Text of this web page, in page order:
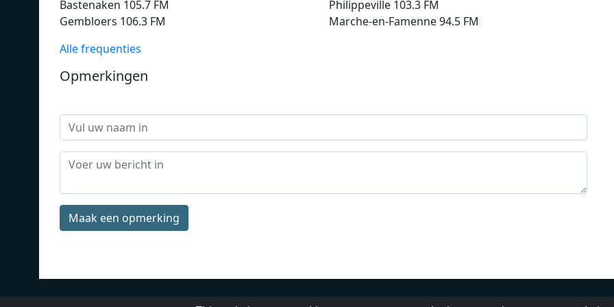
Bastenaken 105.7 FM
Gembloers 106.3 FM
Philippeville 103.3 FM
Marche-en-Famenne 94.5 FM
Alle frequenties
Opmerkingen
Maak een opmerking
Privacybeleid Over ons Terms of Service Contacten